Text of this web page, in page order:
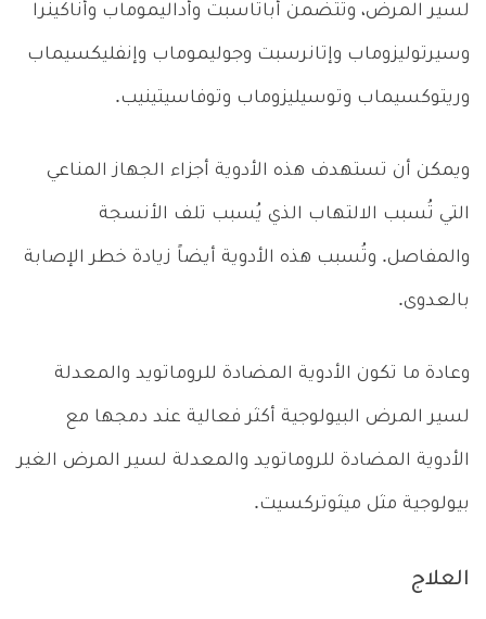
لسير المرض، وتتضمن أباتاسبت وأداليموماب وأناكينرا
وسيرتوليزوماب وإتانرسبت وجوليموماب وإنفليكسيماب
وريتوكسيماب وتوسيليزوماب وتوفاسيتينيب.
ويمكن أن تستهدف هذه الأدوية أجزاء الجهاز المناعي
التي تُسبب الالتهاب الذي يُسبب تلف الأنسجة
والمفاصل. وتُسبب هذه الأدوية أيضاً زيادة خطر الإصابة
بالعدوى.
وعادة ما تكون الأدوية المضادة للروماتويد والمعدلة
لسير المرض البيولوجية أكثر فعالية عند دمجها مع
الأدوية المضادة للروماتويد والمعدلة لسير المرض الغير
بيولوجية مثل ميثوتركسيت.
العلاج